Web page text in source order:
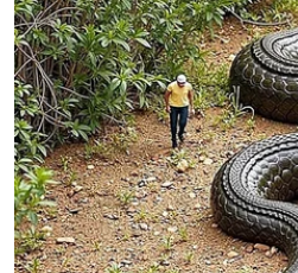
Suchen: